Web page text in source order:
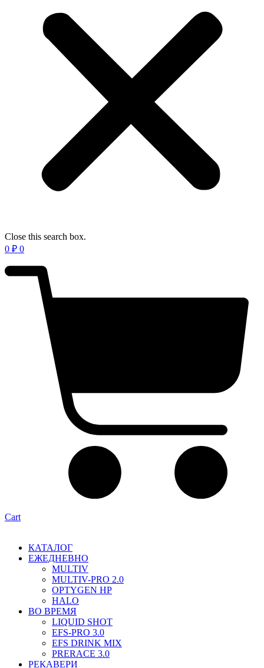
Close this search box.
0 ₽ 0
Cart
КАТАЛОГ
ЕЖЕДНЕВНО
MULTIV
MULTIV-PRO 2.0
OPTYGEN HP
HALO
ВО ВРЕМЯ
LIQUID SHOT
EFS-PRO 3.0
EFS DRINK MIX
PRERACE 3.0
РЕКАВЕРИ